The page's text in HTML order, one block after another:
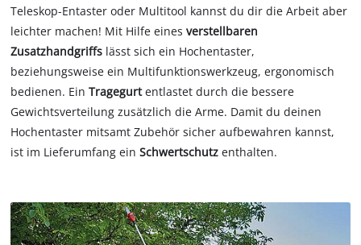
Teleskop-Entaster oder Multitool kannst du dir die Arbeit aber
leichter machen! Mit Hilfe einesverstellbaren
Zusatzhandgriffs lässt sich ein Hochentaster,
beziehungsweise ein Multifunktionswerkzeug, ergonomisch
bedienen. EinTragegurtentlastet durch die bessere
Gewichtsverteilung zusätzlich die Arme. Damit du deinen
Hochentaster mitsamt Zubehör sicher aufbewahren kannst,
ist im Lieferumfang einSchwertschutzenthalten.